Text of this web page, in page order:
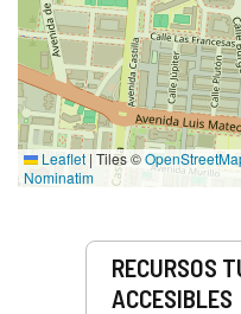
Leaflet | Tiles ©
Nominatim
RECURSOS
ACCESIBLES